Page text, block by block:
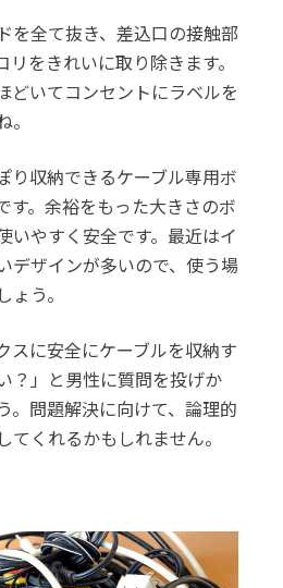
を全て抜き、差込口の接触部
をきれいに取り除きます。
どいてコンセントにラベルを
り収納できるケーブル専用ボ
す。余裕をもった大きさのボ
いやすく安全です。最近はイ
デザインが多いので、使う場
う。
スに安全にケーブルを収納す
？」と男性に質問を投げか
。問題解決に向けて、論理的
くれるかもしれません。